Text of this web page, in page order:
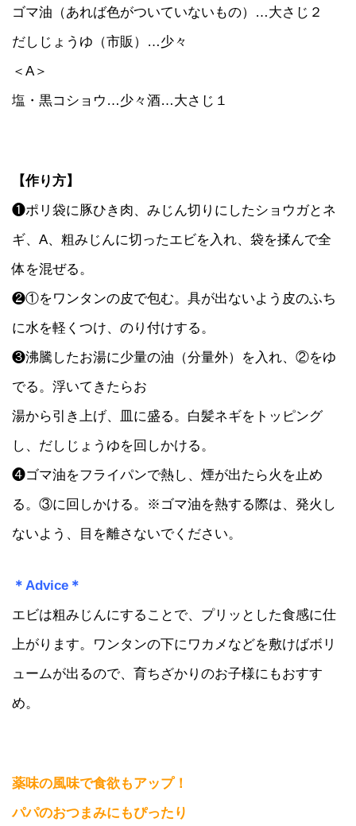
ゴマ油（あれば色がついていないもの）…大さじ２
だしじょうゆ（市販）…少々
＜A＞
塩・黒コショウ…少々酒…大さじ１
【作り方】
❶ポリ袋に豚ひき肉、みじん切りにしたショウガとネ
ギ、A、粗みじんに切ったエビを入れ、袋を揉んで全
体を混ぜる。
❷①をワンタンの皮で包む。具が出ないよう皮のふち
に水を軽くつけ、のり付けする。
❸沸騰したお湯に少量の油（分量外）を入れ、②をゆ
でる。浮いてきたらお
湯から引き上げ、皿に盛る。白髪ネギをトッピング
し、だしじょうゆを回しかける。
❹ゴマ油をフライパンで熱し、煙が出たら火を止め
る。③に回しかける。※ゴマ油を熱する際は、発火し
ないよう、目を離さないでください。
＊Advice＊
エビは粗みじんにすることで、プリッとした食感に仕
上がります。ワンタンの下にワカメなどを敷けばボリ
ュームが出るので、育ちざかりのお子様にもおすす
め。
薬味の風味で食欲もアップ！
パパのおつまみにもぴったり